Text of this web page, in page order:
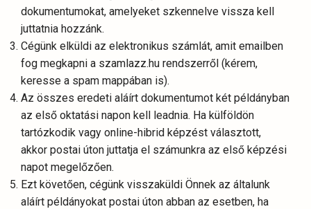
dokumentumokat, amelyeket szkennelve vissza kell
juttatnia hozzánk.
Cégünk elküldi az elektronikus számlát, amit emailben
fog megkapni a szamlazz.hu rendszerről (kérem,
keresse a spam mappában is).
Az összes eredeti aláírt dokumentumot két példányban
az első oktatási napon kell leadnia. Ha külföldön
tartózkodik vagy online-hibrid képzést választott,
akkor postai úton juttatja el számunkra az első képzési
napot megelőzően.
Ezt követően, cégünk visszaküldi Önnek az általunk
aláírt példányokat postai úton abban az esetben, ha